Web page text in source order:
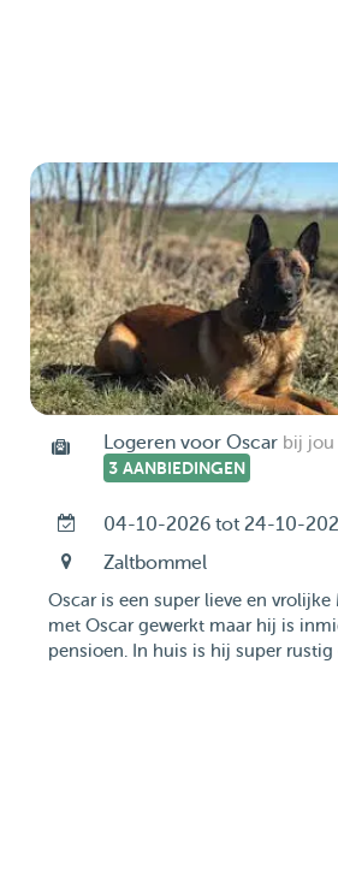
Logeren voor Oscar bij
3 AANBIEDINGEN
04-10-2026 tot 24-10-
Zaltbommel
Oscar is een super lieve en vrolijke
met Oscar gewerkt maar hij is
pensioen. In huis is hij super rustig